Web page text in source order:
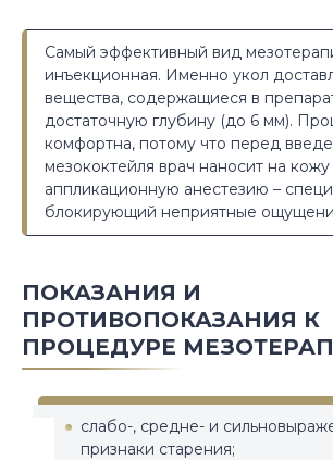
Самый эффективный вид
инъекционная. Именно укол
вещества, содержащиеся в
достаточную глубину (до 6 мм).
комфортна, потому что перед
мезококтейля врач наносит на
аппликационную анестезию –
блокирующий неприятные
ПОКАЗАНИЯ И
ПРОТИВОПОКАЗАНИЯ К
ПРОЦЕДУРЕ
слабо-, средне- и
признаки старения;